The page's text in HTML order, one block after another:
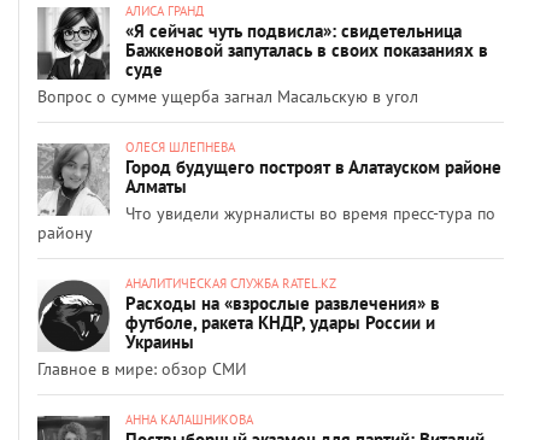
АЛИСА ГРАНД
«Я сейчас чуть подвисла»: свидетельница
Бажкеновой запуталась в своих показаниях в
суде
Вопрос о сумме ущерба загнал Масальскую в угол
ОЛЕСЯ ШЛЕПНЕВА
Город будущего построят в Алатауском районе
Алматы
Что увидели журналисты во время пресс-тура по
району
АНАЛИТИЧЕСКАЯ СЛУЖБА RATEL.KZ
Расходы на «взрослые развлечения» в
футболе, ракета КНДР, удары России и
Украины
Главное в мире: обзор СМИ
АННА КАЛАШНИКОВА